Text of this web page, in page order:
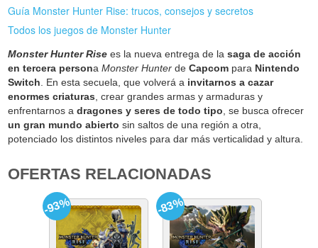
Guía Monster Hunter Rise: trucos, consejos y secretos
Todos los juegos de Monster Hunter
Monster Hunter Rise es la nueva entrega de lasaga de acción
en tercera personaMonster Hunter deCapcom para Nintendo
Switch. En esta secuela, que volverá a invitarnos a cazar
enormes criaturas, crear grandes armas y armaduras y
enfrentarnos adragones y seres de todo tipo, se busca ofrecer
un gran mundo abierto sin saltos de una región a otra,
potenciado los distintos niveles para dar más verticalidad y altura.
OFERTAS RELACIONADAS
-93% -83%